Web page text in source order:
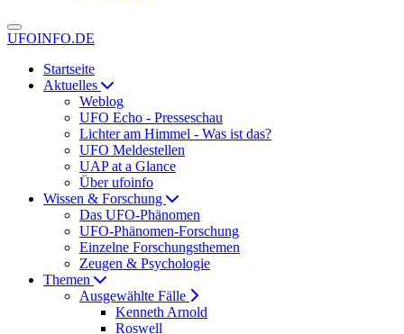
UFOINFO.DE
Startseite
Aktuelles
Weblog
UFO Echo - Presseschau
Lichter am Himmel - Was ist das?
UFO Meldestellen
UAP at a Glance
Über ufoinfo
Wissen & Forschung
Das UFO-Phänomen
UFO-Phänomen-Forschung
Einzelne Forschungsthemen
Zeugen & Psychologie
Themen
Ausgewählte Fälle
Kenneth Arnold
Roswell